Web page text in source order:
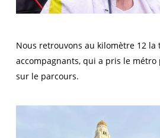
Nous retrouvons au kilomètre 12 la
accompagnants, qui a pris le
sur le parcours.